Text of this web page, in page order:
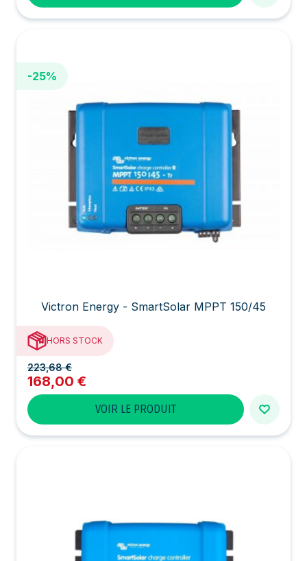
-25%
Victron Energy - SmartSolar MPPT 150/45
HORS STOCK
223,68 €
168,00 €
VOIR LE PRODUIT